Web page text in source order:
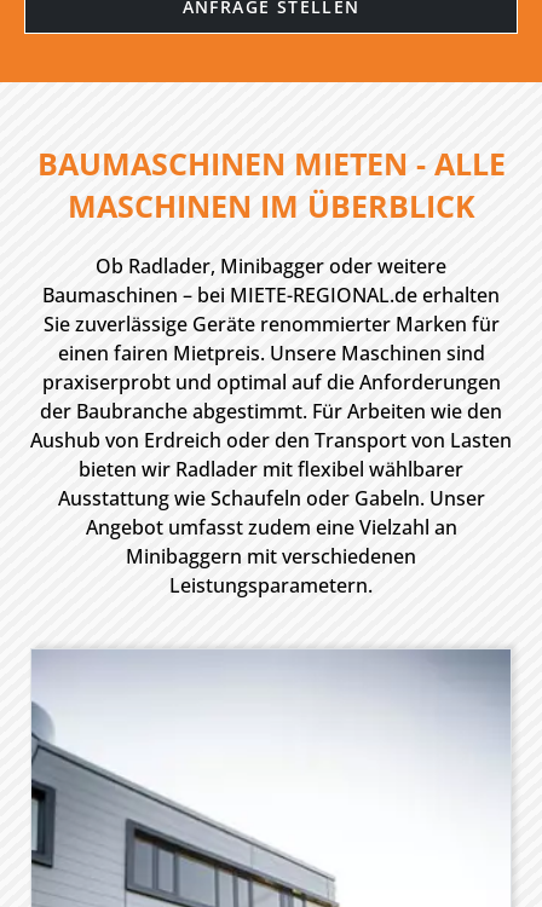
BAUMASCHINEN MIETEN - ALLE
MASCHINEN IM ÜBERBLICK
Ob Radlader, Minibagger oder weitere
Baumaschinen – bei MIETE-REGIONAL.de erhalten
Sie zuverlässige Geräte renommierter Marken für
einen fairen Mietpreis. Unsere Maschinen sind
praxiserprobt und optimal auf die Anforderungen
der Baubranche abgestimmt. Für Arbeiten wie den
Aushub von Erdreich oder den Transport von Lasten
bieten wir Radlader mit flexibel wählbarer
Ausstattung wie Schaufeln oder Gabeln. Unser
Angebot umfasst zudem eine Vielzahl an
Minibaggern mit verschiedenen
Leistungsparametern.